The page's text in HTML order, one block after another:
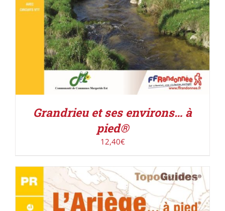
Grandrieu et ses environs… à
pied®
12,40€